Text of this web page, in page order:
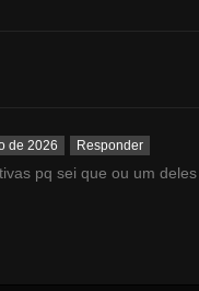
de 2026 Responder
pq sei que ou um